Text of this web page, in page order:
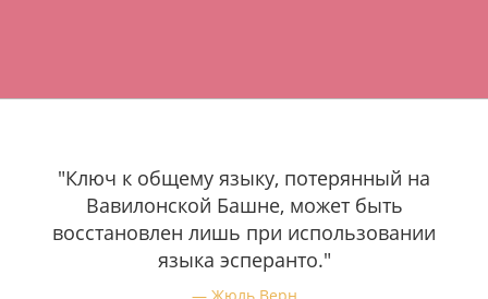
"Ключ к общему языку, потерянный на
Вавилонской Башне, может быть
восстановлен лишь при использовании
языка эсперанто."